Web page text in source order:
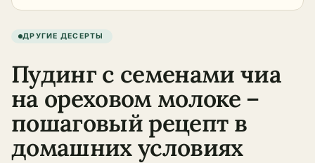
ДРУГИЕ ДЕСЕРТЫ
Пудинг с семенами чиа
на ореховом молоке –
пошаговый рецепт в
домашних условиях